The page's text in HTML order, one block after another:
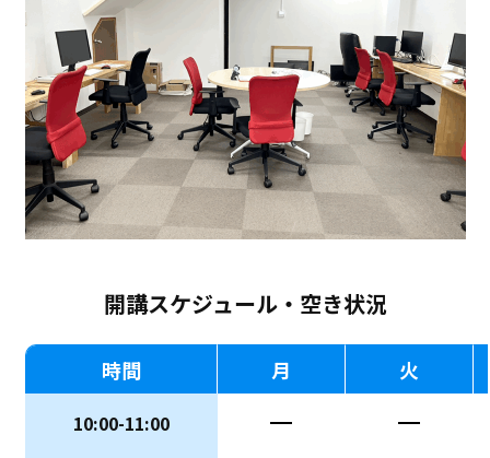
開講スケジュール・空き状況
時間 月 火
10:00-11:00 ー ー